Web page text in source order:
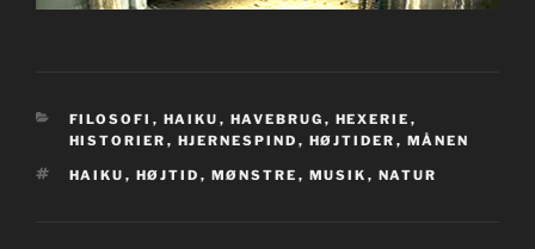
KATEGORIER
FILOSOFI , HAIKU , HAVEBRUG , HEXERIE ,
HISTORIER , HJERNESPIND , HØJTIDER , MÅNEN
TAGS
HAIKU , HØJTID , MØNSTRE , MUSIK , NATUR